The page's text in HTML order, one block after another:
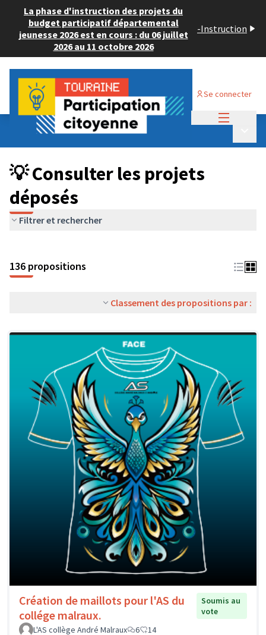
La phase d'instruction des projets du
budget participatif départemental
jeunesse 2026 est en cours : du 06 juillet
2026 au 11 octobre 2026
-Instruction
Se connecter
Budget Participatif JEUNESSE 2024
💡 Consulter les projets déposés
💡 Consulter les projets
déposés
Filtrer et rechercher
136 propositions
Classement des propositions par :
Création de maillots pour l'AS du
collége malraux.
Soumis au
vote
L'AS collège André Malraux
6 14